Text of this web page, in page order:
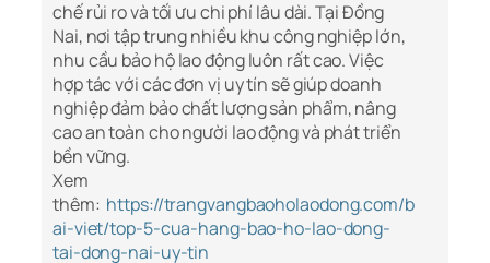
chế rủi ro và tối ưu chi phí lâu dài. Tại Đồng
Nai, nơi tập trung nhiều khu công nghiệp lớn,
nhu cầu bảo hộ lao động luôn rất cao. Việc
hợp tác với các đơn vị uy tín sẽ giúp doanh
nghiệp đảm bảo chất lượng sản phẩm, nâng
cao an toàn cho người lao động và phát triển
bền vững.
Xem
thêm: https://trangvangbaoholaodong.com/b
ai-viet/top-5-cua-hang-bao-ho-lao-dong-
tai-dong-nai-uy-tin